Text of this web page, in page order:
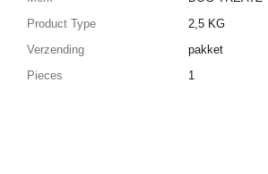
Product Type
2,5 KG
Verzending
pakket
Pieces
1